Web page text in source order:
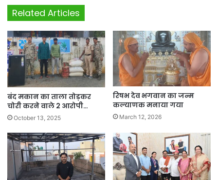
Related Articles
बंद मकान का ताला तोड़कर
चोरी करने वाले 2 आरोपी…
October 13, 2025
रिषभ देव भगवान का जन्म
कल्याणक मनाया गया
March 12, 2026